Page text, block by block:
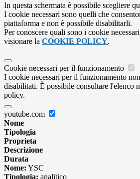
In questa schermata è possibile scegliere
I cookie necessari sono quelli che
piattaforma e non è possibile disabilitarli.
Per conoscere quali sono i cookie
visionare la COOKIE POLICY.
Cookie necessari per il funzionamento
I cookie necessari per il funzionamento
disabilitati. È possibile consultare l'elenco
policy.
youtube.com
Nome
Tipologia
Proprieta
Descrizione
Durata
Nome: YSC
Tipologia: analitico